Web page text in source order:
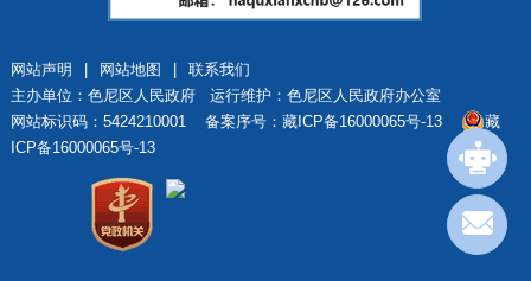
网站声明 网站地图
联系我们
主办单位：色尼区人民政府 运行维护：色尼区人民政府办公室
网站标识码：5424210001 备案序号：藏ICP备16000065号-13
藏
ICP备16000065号-13